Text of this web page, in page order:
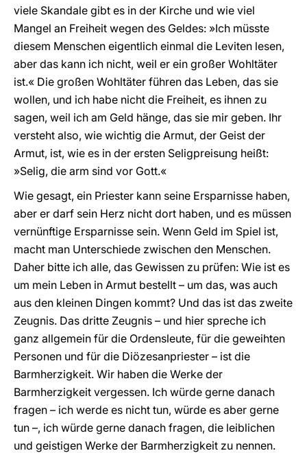
viele Skandale gibt es in der Kirche und wie viel
Mangel an Freiheit wegen des Geldes: »Ich müsste
diesem Menschen eigentlich einmal die Leviten lesen,
aber das kann ich nicht, weil er ein großer Wohltäter
ist.« Die großen Wohltäter führen das Leben, das sie
wollen, und ich habe nicht die Freiheit, es ihnen zu
sagen, weil ich am Geld hänge, das sie mir geben. Ihr
versteht also, wie wichtig die Armut, der Geist der
Armut, ist, wie es in der ersten Seligpreisung heißt:
»Selig, die arm sind vor Gott.«
Wie gesagt, ein Priester kann seine Ersparnisse haben,
aber er darf sein Herz nicht dort haben, und es müssen
vernünftige Ersparnisse sein. Wenn Geld im Spiel ist,
macht man Unterschiede zwischen den Menschen.
Daher bitte ich alle, das Gewissen zu prüfen: Wie ist es
um mein Leben in Armut bestellt – um das, was auch
aus den kleinen Dingen kommt? Und das ist das zweite
Zeugnis. Das dritte Zeugnis – und hier spreche ich
ganz allgemein für die Ordensleute, für die geweihten
Personen und für die Diözesanpriester – ist die
Barmherzigkeit. Wir haben die Werke der
Barmherzigkeit vergessen. Ich würde gerne danach
fragen – ich werde es nicht tun, würde es aber gerne
tun –, ich würde gerne danach fragen, die leiblichen
und geistigen Werke der Barmherzigkeit zu nennen.